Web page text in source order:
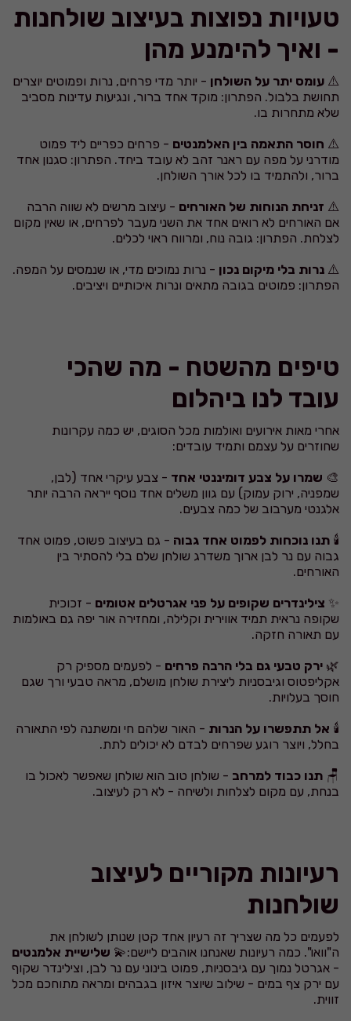
טעויות נפוצות בעיצוב שולחנות
- ואיך להימנע מהן
⚠️ עומס יתר על השולחן - יותר מדי פרחים, נרות ופמוטים יוצרים
תחושת בלבול. הפתרון: מוקד אחד ברור, ונגיעות עדינות מסביב
שלא מתחרות בו.
⚠️ חוסר התאמה בין האלמנטים - פרחים כפריים ליד פמוט
מודרני על מפה עם ראנר זהב לא עובד ביחד. הפתרון: סגנון אחד
ברור, ולהתמיד בו לכל אורך השולחן.
⚠️ זניחת הנוחות של האורחים - עיצוב מרשים לא שווה הרבה
אם האורחים לא רואים אחד את השני מעבר לפרחים, או שאין מקום
לצלחת. הפתרון: גובה נוח, ומרווח ראוי לכלים.
⚠️ נרות בלי מיקום נכון - נרות נמוכים מדי, או שנמסים על המפה.
הפתרון: פמוטים בגובה מתאים ונרות איכותיים ויציבים.
טיפים מהשטח - מה שהכי
עובד לנו ביהלום
אחרי מאות אירועים ואולמות מכל הסוגים, יש כמה עקרונות
שחוזרים על עצמם ותמיד עובדים:
🎨 שמרו על צבע דומיננטי אחד - צבע עיקרי אחד (לבן,
שמפניה, ירוק עמוק) עם גוון משלים אחד נוסף ייראה הרבה יותר
אלגנטי מערבוב של כמה צבעים.
🕯️ תנו נוכחות לפמוט אחד גבוה - גם בעיצוב פשוט, פמוט אחד
גבוה עם נר לבן ארוך משדרג שולחן שלם בלי להסתיר בין
האורחים.
✨ צילינדרים שקופים על פני אגרטלים אטומים - זכוכית
שקופה נראית תמיד אווירית וקלילה, ומחזירה אור יפה גם באולמות
עם תאורה חזקה.
🌿 ירק טבעי גם בלי הרבה פרחים - לפעמים מספיק רק
אקליפטוס וגיבסניות ליצירת שולחן מושלם, מראה טבעי ורך שגם
חוסך בעלויות.
🕯️ אל תתפשרו על הנרות - האור שלהם חי ומשתנה לפי התאורה
בחלל, ויוצר רוגע שפרחים לבדם לא יכולים לתת.
🪑 תנו כבוד למרחב - שולחן טוב הוא שולחן שאפשר לאכול בו
בנחת, עם מקום לצלחות ולשיחה - לא רק לעיצוב.
רעיונות מקוריים לעיצוב
שולחנות
לפעמים כל מה שצריך זה רעיון אחד קטן שנותן לשולחן את
ה"וואו". כמה רעיונות שאנחנו אוהבים ליישם:💫 שלישיית אלמנטים
- אגרטל נמוך עם גיבסניות, פמוט בינוני עם נר לבן, וצילינדר שקוף
עם ירק צף במים - שילוב שיוצר איזון בגבהים ומראה מתוחכם מכל
זווית.